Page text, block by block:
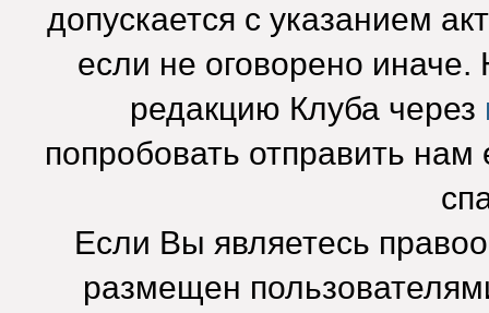
допускается с указанием
если не оговорено
редакцию Клуба через
попробовать отправить нам
Если Вы являетесь
размещен